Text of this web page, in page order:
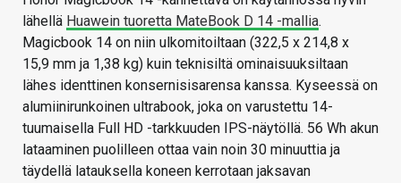
lähellä Huawein tuoretta MateBook D 14 -mallia.
Magicbook 14 on niin ulkomitoiltaan (322,5 x 214,8 x
15,9 mm ja 1,38 kg) kuin teknisiltä ominaisuuksiltaan
lähes identtinen konsernisisarensa kanssa. Kyseessä on
alumiinirunkoinen ultrabook, joka on varustettu 14-
tuumaisella Full HD -tarkkuuden IPS-näytöllä. 56 Wh akun
lataaminen puolilleen ottaa vain noin 30 minuuttia ja
täydellä latauksella koneen kerrotaan jaksavan